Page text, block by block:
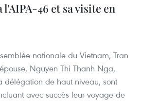
46 et sa visite en
nationale du Vietnam, Tran
Nguyen Thi Thanh Nga,
délégation de haut niveau, sont
avec succès leur voyage de